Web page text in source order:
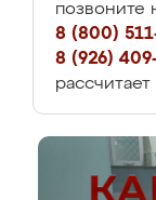
позвоните
8 (800)
8 (926)
рассчитает